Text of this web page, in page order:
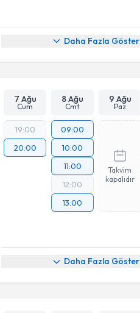
Daha Fazla Göster
7 Ağu
Cum
8 Ağu
Cmt
9 Ağu
Paz
19:00
20:00
09:00
10:00
11:00
12:00
13:00
Takvim
kapalıdır
Daha Fazla Göster